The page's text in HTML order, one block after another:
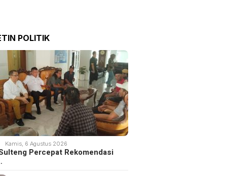
POLITIK
Kamis, 6 Agustus 2026
Percepat Rekomendasi